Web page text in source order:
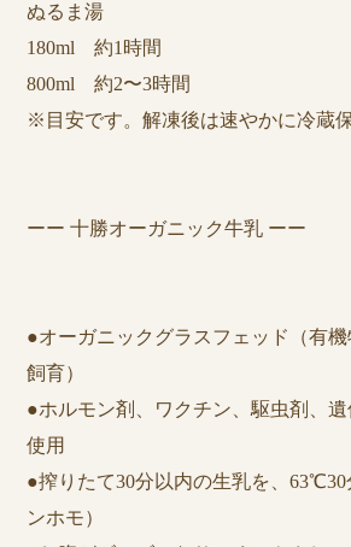
ぬるま湯
180ml 約1時間
800ml 約2〜3時間
※目安です。解凍後は速やかに冷蔵
ーー 十勝オーガニック牛乳 ーー
●オーガニックグラスフェッド（有
飼育）
​●ホルモン剤、ワクチン、駆虫剤、
使用
​●搾りたて30分以内の生乳を、63℃30
ンホモ）